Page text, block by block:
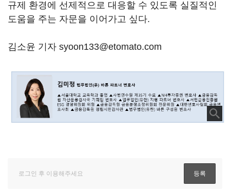
규제 환경에 선제적으로 대응할 수 있도록 실질적인
도움을 주는 자문을 이어가고 싶다.
김소윤 기자 syoon133@etomato.com